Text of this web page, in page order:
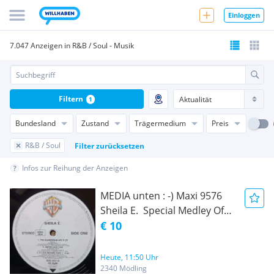
Einloggen
7.047 Anzeigen in R&B / Soul - Musik
Bundesland Zustand Trägermedium Preis
R&B / Soul Filter zurücksetzen
Filtern 1
Infos zur Reihung der Anzeigen
MEDIA unten : -) Maxi 9576
Sheila E.  Special Medley Of
The Glamorous Life / Sister
Minneapolis Sound, Funk /
Soul Warner Bros. Records 
€ 10
Heute, 11:50 Uhr
2340 Mödling